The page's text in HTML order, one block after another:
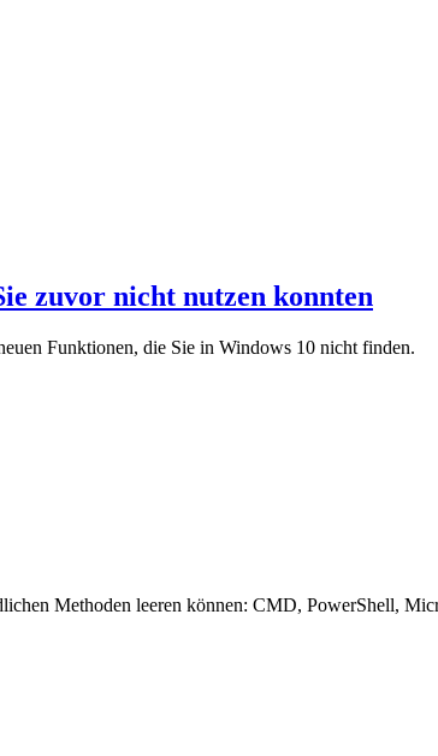
zuvor nicht nutzen konnten
Funktionen, die Sie in Windows 10 nicht finden.
Methoden leeren können: CMD, PowerShell,